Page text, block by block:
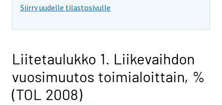
Siirry uudelle tilastosivulle
Liitetaulukko 1. Liikevaihdon
vuosimuutos toimialoittain, %
(TOL 2008)